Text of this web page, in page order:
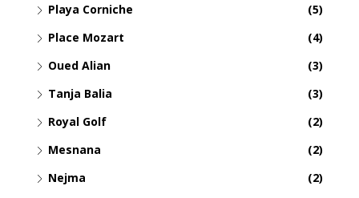
Playa Corniche
(5)
Place Mozart
(4)
Oued Alian
(3)
Tanja Balia
(3)
Royal Golf
(2)
Mesnana
(2)
Nejma
(2)